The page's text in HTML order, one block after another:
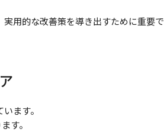
用的な改善策を導き出すために重要で
ます。
す。